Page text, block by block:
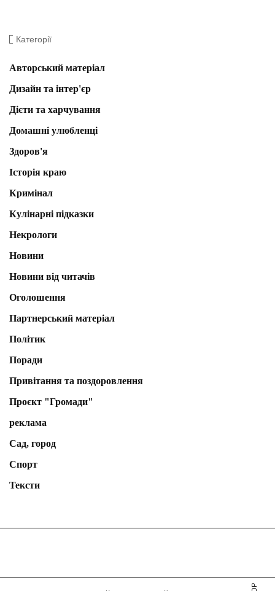
Категорії
Авторський матеріал
Дизайн та інтер'єр
Дієти та харчування
Домашні улюбленці
Здоров'я
Історія краю
Кримінал
Кулінарні підказки
Некрологи
Новини
Новини від читачів
Оголошення
Партнерський матеріал
Політик
Поради
Привітання та поздоровлення
Проєкт "Громади"
реклама
Сад, город
Спорт
Тексти